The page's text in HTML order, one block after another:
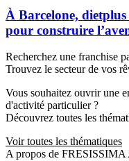
À Barcelone, dietplus
pour construire
Recherchez une franchise
Trouvez le secteur de vos
Vous souhaitez ouvrir une
d'activité particulier ?
Découvrez toutes les
Voir toutes les thématiques
A propos de